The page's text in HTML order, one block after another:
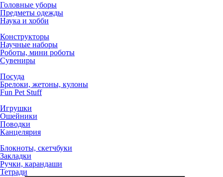
Головные уборы
Предметы одежды
Наука и хобби
Конструкторы
Научные наборы
Роботы, мини роботы
Сувениры
Посуда
Брелоки, жетоны, кулоны
Fun Pet Stuff
Игрушки
Ошейники
Поводки
Канцелярия
Блокноты, скетчбуки
Закладки
Ручки, карандаши
Тетради